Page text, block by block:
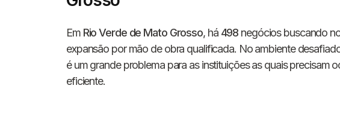
Em Rio Verde de Mato Grosso, há 498 negócios buscando
expansão por mão de obra qualificada. No ambiente
é um grande problema para as instituições as quais precisam
eficiente.